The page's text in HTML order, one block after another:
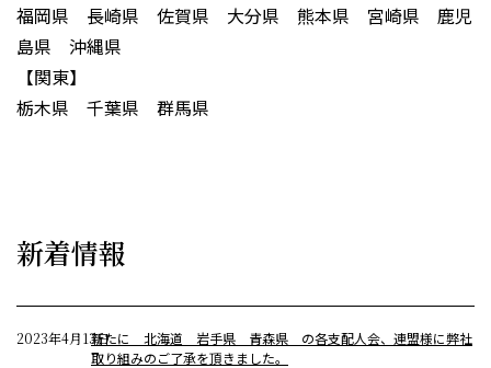
福岡県 長崎県 佐賀県 大分県 熊本県 宮崎県 鹿児
島県 沖縄県
【関東】
栃木県 千葉県 群馬県
新着情報
2023年4月13日新たに 北海道 岩手県 青森県 の各支配人会、連盟様に弊社
取り組みのご了承を頂きました。